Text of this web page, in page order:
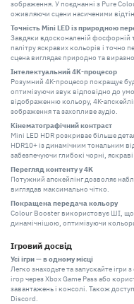
зображення. У поєднанні з Pure
оживляючи сцени насиченими
Точність Mini LED із природною
Завдяки вдосконаленій фосфорній
палітру яскравих кольорів і точно
сцена виглядає природно та
Інтелектуальний 4K-процесор
Розумний 4K-процесор покращує
оптимізуючи звук відповідно до
відображенню кольору, 4K-
зображення та захопливе аудіо.
Кінематографічний контраст
Mini LED HDR розкриває більше
HDR10+ із динамічним тональним
забезпечуючи глибокі чорні,
Перегляд контенту у 4K
Потужний апскейлінг дозволяє
виглядав максимально чітко.
Покращена передача кольору
Colour Booster використовує ШІ,
динамічнішою, оптимізуючи
Ігровий досвід
Усі ігри — в одному місці
Легко знаходьте та запускайте
ігор через Xbox Game Pass або
завантажень і консолі. Також
Discord.